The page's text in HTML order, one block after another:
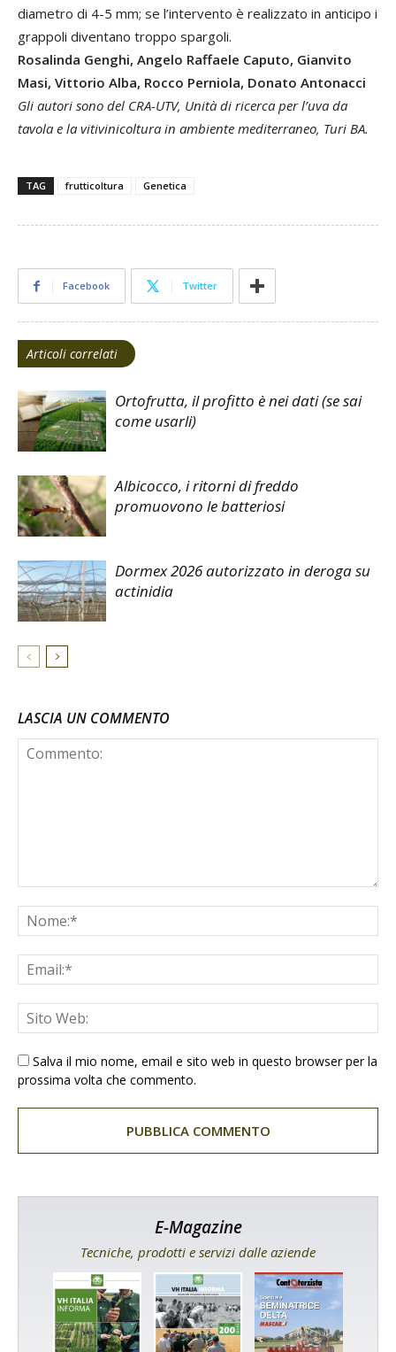
diametro di 4-5 mm; se l’intervento è realizzato in anticipo i
grappoli diventano troppo spargoli.
Rosalinda Genghi, Angelo Raffaele Caputo, Gianvito
Masi, Vittorio Alba, Rocco Perniola, Donato Antonacci
Gli autori sono del CRA-UTV, Unità di ricerca per l’uva da
tavola e la vitivinicoltura in ambiente mediterraneo, Turi BA.
TAG frutticoltura Genetica
Facebook Twitter
Articoli correlati
Ortofrutta, il profitto è nei dati (se sai
come usarli)
Albicocco, i ritorni di freddo
promuovono le batteriosi
Dormex 2026 autorizzato in deroga su
actinidia
LASCIA UN COMMENTO
Salva il mio nome, email e sito web in questo browser per la
prossima volta che commento.
E-Magazine
Tecniche, prodotti e servizi dalle aziende